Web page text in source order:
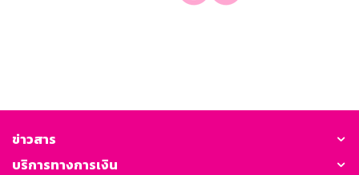
ข่าวสาร
บริการทางการเงิน